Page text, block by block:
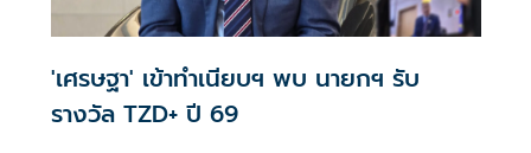
'เศรษฐา' เข้าทำเนียบฯ พบ นายกฯ รับ
รางวัล TZD+ ปี 69